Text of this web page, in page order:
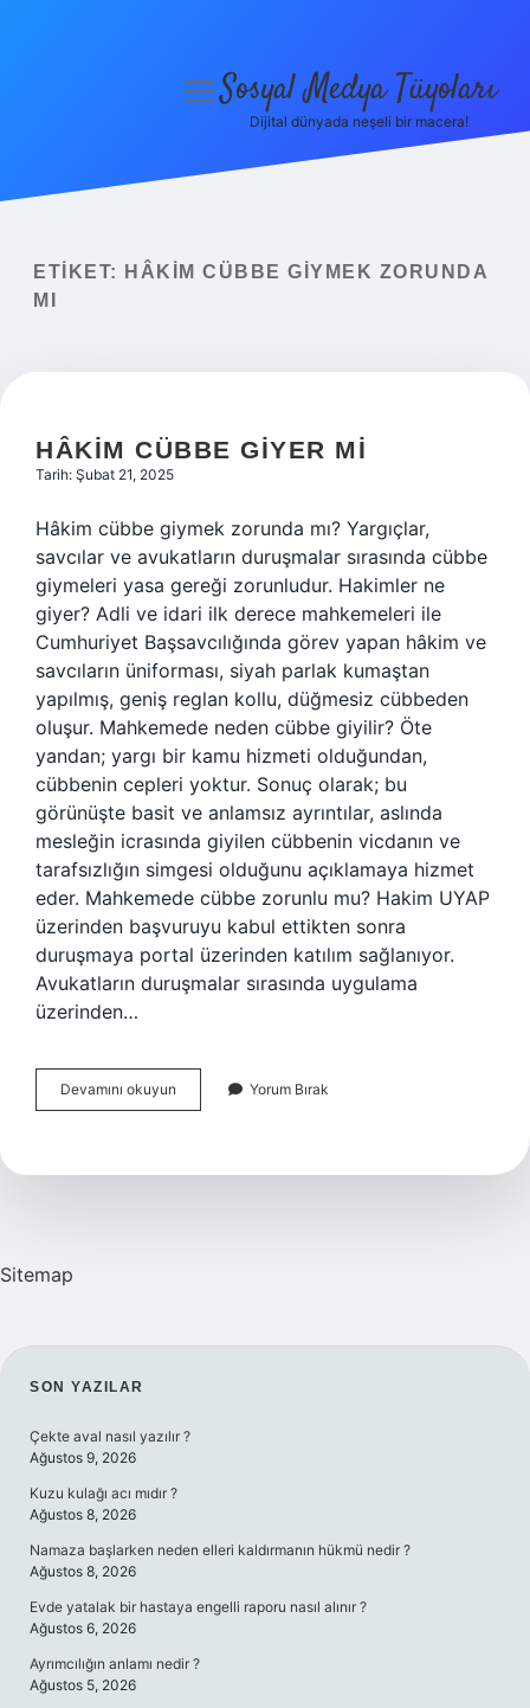
Yasal Uyarı
menüyüSosyal Medya Tüyoları
Dijital dünyada neşeli bir macera!
ETIKET:
HÂKIM CÜBBE GIYMEK ZORUNDA
MI
HÂKIM CÜBBE GIYER MI
Tarih: Şubat 21, 2025
Hâkim cübbe giymek zorunda mı? Yargıçlar,
savcılar ve avukatların duruşmalar sırasında cübbe
giymeleri yasa gereği zorunludur. Hakimler ne
giyer? Adli ve idari ilk derece mahkemeleri ile
Cumhuriyet Başsavcılığında görev yapan hâkim ve
savcıların üniforması, siyah parlak kumaştan
yapılmış, geniş reglan kollu, düğmesiz cübbeden
oluşur. Mahkemede neden cübbe giyilir? Öte
yandan; yargı bir kamu hizmeti olduğundan,
cübbenin cepleri yoktur. Sonuç olarak; bu
görünüşte basit ve anlamsız ayrıntılar, aslında
mesleğin icrasında giyilen cübbenin vicdanın ve
tarafsızlığın simgesi olduğunu açıklamaya hizmet
eder. Mahkemede cübbe zorunlu mu? Hakim UYAP
üzerinden başvuruyu kabul ettikten sonra
duruşmaya portal üzerinden katılım sağlanıyor.
Avukatların duruşmalar sırasında uygulama
üzerinden…
Devamını okuyun
Cübbe
Yorum Bırak
Sitemap
SIDEBAR
SON YAZILAR
Çekte aval nasıl yazılır ?
Ağustos 9, 2026
Kuzu kulağı acı mıdır ?
Ağustos 8, 2026
Namaza başlarken neden elleri kaldırmanın hükmü nedir ?
Ağustos 8, 2026
Evde yatalak bir hastaya engelli raporu nasıl alınır ?
Ağustos 6, 2026
Ayrımcılığın anlamı nedir ?
Ağustos 5, 2026